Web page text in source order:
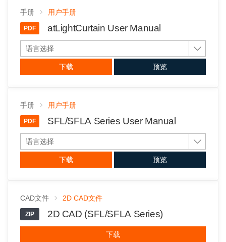
手册 用户手册
PDF atLightCurtain User Manual
语言选择
下载 预览
手册 用户手册
PDF SFL/SFLA Series User Manual
语言选择
下载 预览
CAD文件 2D CAD文件
ZIP 2D CAD (SFL/SFLA Series)
下载